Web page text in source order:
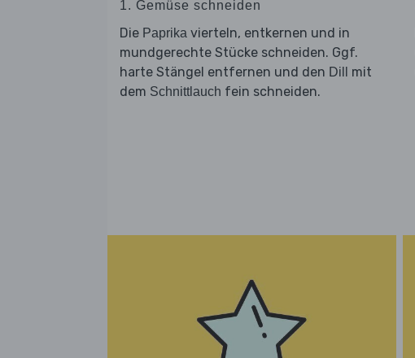
1. Gemüse schneiden
Die Paprika vierteln, entkernen und in
mundgerechte Stücke schneiden. Ggf.
harte Stängel entfernen und den Dill
mit
dem Schnittlauch fein schneiden.